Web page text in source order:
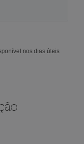
nos dias úteis